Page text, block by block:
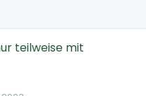
teilweise mit